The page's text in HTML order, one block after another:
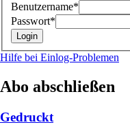
Benutzername*
Passwort*
Hilfe bei Einlog-Problemen
Abo abschließen
Gedruckt